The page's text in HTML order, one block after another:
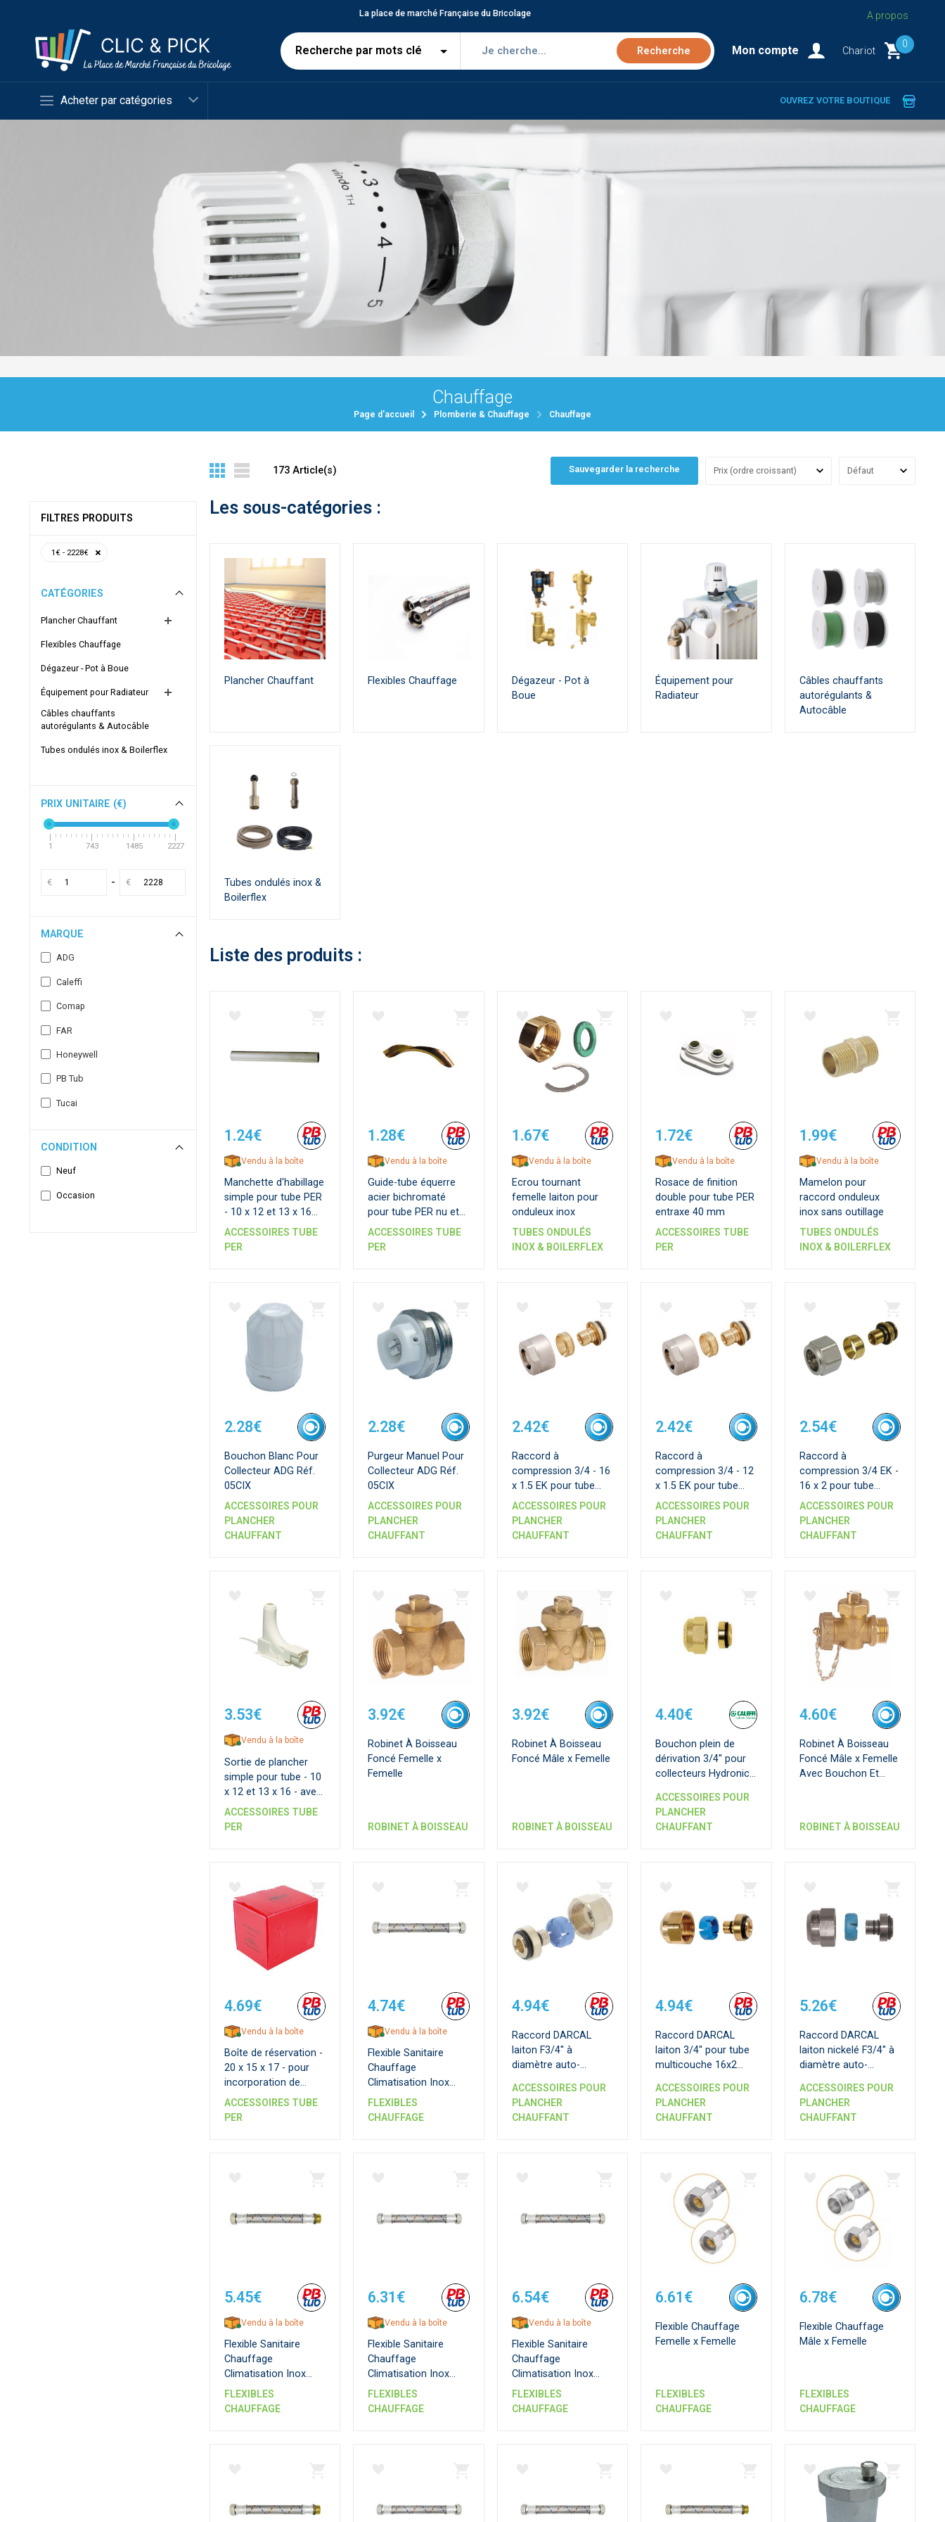
La place de marché Française du Bricolage A propos
Mon compte Chariot
0
Acheter par catégories OUVREZ VOTRE BOUTIQUE
Chauffage
Page d'accueil Plomberie & Chauffage Chauffage
FILTRES PRODUITS
1€ - 2228€
CATÉGORIES
Plancher Chauffant
Flexibles Chauffage
Dégazeur - Pot à Boue
Équipement pour Radiateur
Câbles chauffants
autorégulants & Autocâble
Tubes ondulés inox & Boilerflex
PRIX UNITAIRE (€)
1 743 1485 2227
€ - €
MARQUE
ADG
Caleffi
Comap
FAR
Honeywell
PB Tub
Tucai
CONDITION
Neuf
Occasion
173 Article(s) Sauvegarder la recherche
Les sous-catégories :
Plancher Chauffant Flexibles Chauffage
Dégazeur - Pot à
Boue
Équipement pour
Radiateur
Câbles chauffants
autorégulants &
Autocâble
Tubes ondulés inox &
Boilerflex
Liste des produits :
1.24€
Vendu à la boîte
Manchette d'habillage
simple pour tube PER
- 10 x 12 et 13 x 16
mm
ACCESSOIRES TUBE
PER
1.28€
Vendu à la boîte
Guide-tube équerre
acier bichromaté
pour tube PER nu et
gainé
ACCESSOIRES TUBE
PER
1.67€
Vendu à la boîte
Ecrou tournant
femelle laiton pour
onduleux inox
TUBES ONDULÉS
INOX & BOILERFLEX
1.72€
Vendu à la boîte
Rosace de finition
double pour tube PER
entraxe 40 mm
ACCESSOIRES TUBE
PER
1.99€
Vendu à la boîte
Mamelon pour
raccord onduleux
inox sans outillage
TUBES ONDULÉS
INOX & BOILERFLEX
2.28€
Bouchon Blanc Pour
Collecteur ADG Réf.
05CIX
ACCESSOIRES POUR
PLANCHER
CHAUFFANT
2.28€
Purgeur Manuel Pour
Collecteur ADG Réf.
05CIX
ACCESSOIRES POUR
PLANCHER
CHAUFFANT
2.42€
Raccord à
compression 3/4 - 16
x 1.5 EK pour tube
PER
ACCESSOIRES POUR
PLANCHER
CHAUFFANT
2.42€
Raccord à
compression 3/4 - 12
x 1.5 EK pour tube
PER
ACCESSOIRES POUR
PLANCHER
CHAUFFANT
2.54€
Raccord à
compression 3/4 EK -
16 x 2 pour tube
multicouche
ACCESSOIRES POUR
PLANCHER
CHAUFFANT
3.53€
Vendu à la boîte
Sortie de plancher
simple pour tube - 10
x 12 et 13 x 16 - avec
guide-tube intégré
ACCESSOIRES TUBE
PER
3.92€
Robinet À Boisseau
Foncé Femelle x
Femelle
ROBINET À BOISSEAU
3.92€
Robinet À Boisseau
Foncé Mâle x Femelle
ROBINET À BOISSEAU
4.40€
Bouchon plein de
dérivation 3/4'' pour
collecteurs Hydronic,
ACCESSOIRES POUR
PLANCHER
CHAUFFANT
4.60€
Robinet À Boisseau
Foncé Mâle x Femelle
Avec Bouchon Et
ROBINET À BOISSEAU
4.69€
Vendu à la boîte
Boîte de réservation -
20 x 15 x 17 - pour
incorporation de
canalisation en dalle
béton
ACCESSOIRES TUBE
PER
4.74€
Vendu à la boîte
Flexible Sanitaire
Chauffage
Climatisation Inox
Femelle x Femelle DN
15 mm - Série
FLEXIBLES
CHAUFFAGE
4.94€
Raccord DARCAL
laiton F3/4'' à
diamètre auto-
PER
ACCESSOIRES POUR
PLANCHER
CHAUFFANT
4.94€
Raccord DARCAL
laiton 3/4'' pour tube
multicouche 16x2
ACCESSOIRES POUR
PLANCHER
CHAUFFANT
5.26€
Raccord DARCAL
laiton nickelé F3/4'' à
diamètre auto-
PER
ACCESSOIRES POUR
PLANCHER
CHAUFFANT
5.45€
Vendu à la boîte
Flexible Sanitaire
Chauffage
Climatisation Inox
Femelle x Mâle DN 15
mm - Série Standard
FLEXIBLES
CHAUFFAGE
6.31€
Vendu à la boîte
Flexible Sanitaire
Chauffage
Climatisation Inox
Femelle x Femelle DN
15 mm - Série Plus
FLEXIBLES
CHAUFFAGE
6.54€
Vendu à la boîte
Flexible Sanitaire
Chauffage
Climatisation Inox
Femelle x Femelle DN
19 mm - Série
FLEXIBLES
CHAUFFAGE
6.61€
Flexible Chauffage
Femelle x Femelle
FLEXIBLES
CHAUFFAGE
6.78€
Flexible Chauffage
Mâle x Femelle
FLEXIBLES
CHAUFFAGE